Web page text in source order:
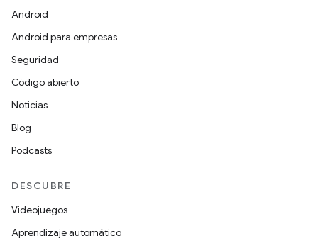
Android
Android para empresas
Seguridad
Código abierto
Noticias
Blog
Podcasts
DESCUBRE
Videojuegos
Aprendizaje automático